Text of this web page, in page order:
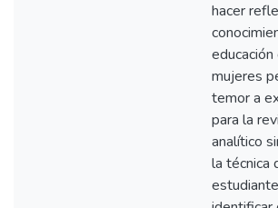
hacer
mujeres
temor a
para la
analítico
la técnica